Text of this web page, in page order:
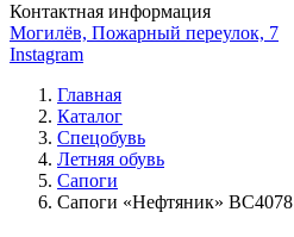
Контактная информация
Могилёв, Пожарный переулок, 7
Instagram
Главная
Каталог
Спецобувь
Летняя обувь
Сапоги
Сапоги «Нефтяник» ВС4078